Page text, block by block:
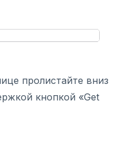
пролистайте вниз
кнопкой «Get